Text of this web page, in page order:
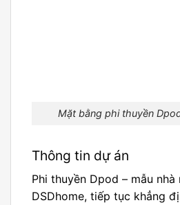
Mặt bằng phi thuyền
Thông tin dự án
Phi thuyền Dpod – mẫu nhà
DSDhome, tiếp tục khẳng